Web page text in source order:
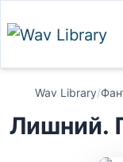
Wav Library/
Лишний.